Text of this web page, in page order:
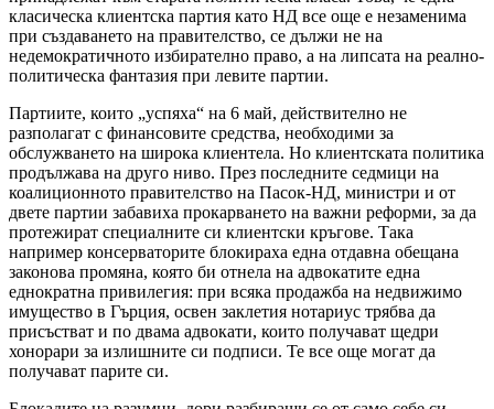
класическа клиентска партия като НД все още е незаменима
при създаването на правителство, се дължи не на
недемократичното избирателно право, а на липсата на реално-
политическа фантазия при левите партии.
Партиите, които „успяха“ на 6 май, действително не
разполагат с финансовите средства, необходими за
обслужването на широка клиентела. Но клиентската политика
продължава на друго ниво. През последните седмици на
коалиционното правителство на Пасок-НД, министри и от
двете партии забавиха прокарването на важни реформи, за да
протежират специалните си клиентски кръгове. Така
например консерваторите блокираха една отдавна обещана
законова промяна, която би отнела на адвокатите една
еднократна привилегия: при всяка продажба на недвижимо
имущество в Гърция, освен заклетия нотариус трябва да
присъстват и по двама адвокати, които получават щедри
хонорари за излишните си подписи. Те все още могат да
получават парите си.